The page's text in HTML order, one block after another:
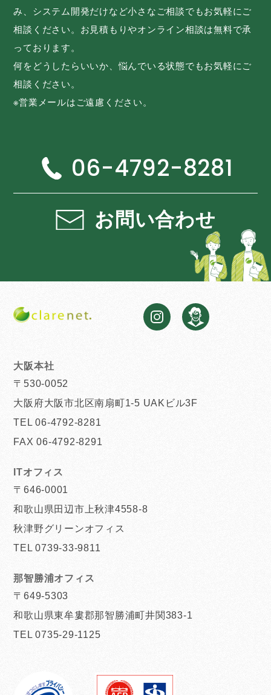
み、システム開発だけなど小さなご相談でもお気軽にご
相談ください。お見積もりやオンライン相談は無料で承
っております。
何をどうしたらいいか、悩んでいる状態でもお気軽にご
相談ください。
※営業メールはご遠慮ください。
06-4792-8281
お問い合わせ
大阪本社
〒530-0052
大阪府大阪市北区南扇町1-5 UAKビル3F
TEL 06-4792-8281
FAX 06-4792-8291
ITオフィス
〒646-0001
和歌山県田辺市上秋津4558-8
秋津野グリーンオフィス
TEL 0739-33-9811
那智勝浦オフィス
〒649-5303
和歌山県東牟婁郡那智勝浦町井関383-1
TEL 0735-29-1125